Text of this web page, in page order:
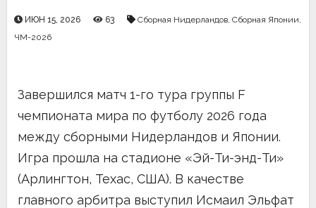
ИЮН 15, 2026 63 Сборная Нидерландов, Сборная Японии,
ЧМ-2026
Завершился матч 1-го тура группы F
чемпионата мира по футболу 2026 года
между сборными Нидерландов и Японии.
Игра прошла на стадионе «Эй-Ти-энд-Ти»
(Арлингтон, Техас, США). В качестве
главного арбитра выступил Исмаил Эльфат